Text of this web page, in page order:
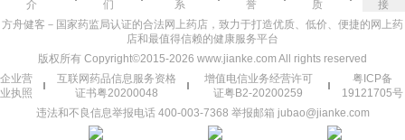
介
们
系
誉
质
接
方舟健客－国家药监局认证的合法网上药店，致力于打造优质、低价、便捷的网上药
店和最值得信赖的健康服务平台
版权所有 Copyright©2015-2026 www.jianke.com All rights reserved
企业营
业执照
互联网药品信息服务资格
证书粤20200048
增值电信业务经营许可
证粤B2-20200259
粤ICP备
19121705号
违法和不良信息举报电话 400-003-7368 举报邮箱 jubao@jianke.com